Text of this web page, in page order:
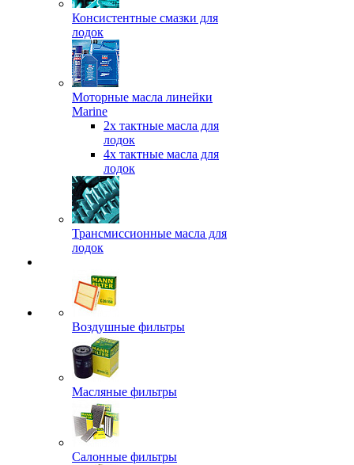
Консистентные смазки для
лодок
Моторные масла линейки
Marine
2х тактные масла для
лодок
4х тактные масла для
лодок
Трансмиссионные масла для
лодок
Воздушные фильтры
Масляные фильтры
Салонные фильтры